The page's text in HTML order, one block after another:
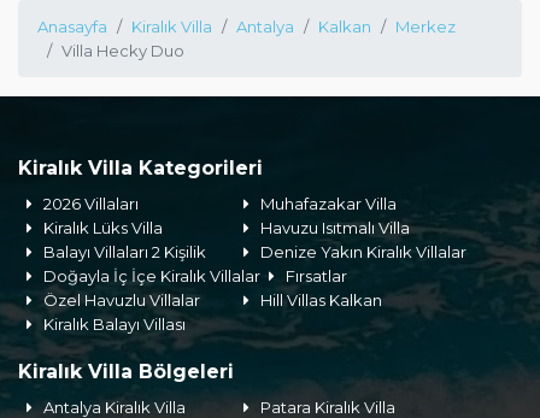
Anasayfa Kiralık Villa Antalya Kalkan
Merkez
Villa Hecky Duo
Kiralık Villa Kategorileri
2026 Villaları
Muhafazakar Villa
Kiralık Lüks Villa
Havuzu Isıtmalı Villa
Balayı Villaları 2 Kişilik
Denize Yakın Kiralık Villalar
Doğayla İç İçe Kiralık Villalar
Fırsatlar
Özel Havuzlu Villalar
Hill Villas Kalkan
Kiralık Balayı Villası
Kiralık Villa Bölgeleri
Antalya Kiralık Villa
Patara Kiralık Villa